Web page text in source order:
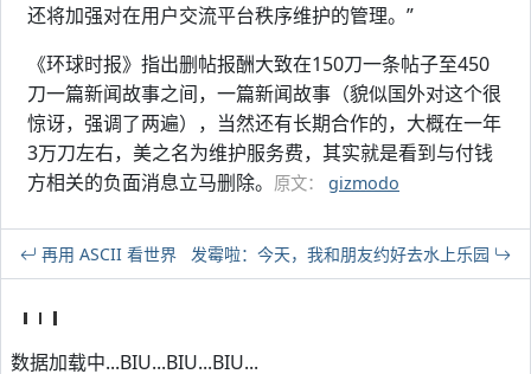
还将加强对在用户交流平台秩序维护的管理。”
《环球时报》指出删帖报酬大致在150刀一条帖子至450
刀一篇新闻故事之间，一篇新闻故事（貌似国外对这个很
惊讶，强调了两遍），当然还有长期合作的，大概在一年
3万刀左右，美之名为维护服务费，其实就是看到与付钱
方相关的负面消息立马删除。 原文： gizmodo
再用 ASCII 看世界 发霉啦：今天，我和朋友约好去水上乐园
数据加载中...BIU...BIU...BIU...